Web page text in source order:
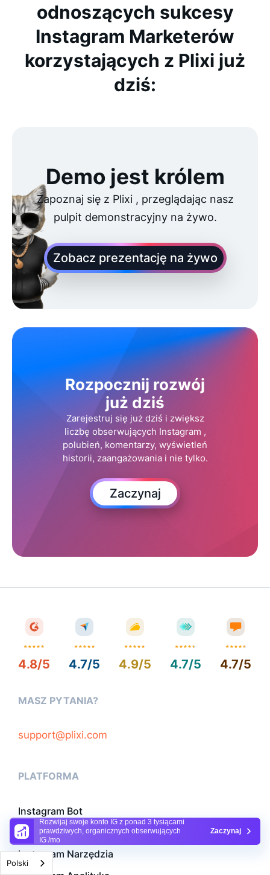
Rozwijaj swoje konto IG z ponad 3 tysiącami
prawdziwych, organicznych obserwujących
IG /mo
Zaczynaj
odnoszących sukcesy
Instagram Marketerów
korzystających z Plixi już
dziś:
Demo jest królem
Zapoznaj się z Plixi , przeglądając nasz
pulpit demonstracyjny na żywo.
Zobacz prezentację na żywo
Rozpocznij rozwój
już dziś
Zarejestruj się już dziś i zwiększ
liczbę obserwujących Instagram ,
polubień, komentarzy, wyświetleń
historii, zaangażowania i nie tylko.
Zaczynaj
4.8/5 4.7/5 4.9/5 4.7/5 4.7/5
MASZ PYTANIA?
support@plixi.com
PLATFORMA
Instagram Bot
Instagram Kierownik
Instagram Narzędzia
Polski